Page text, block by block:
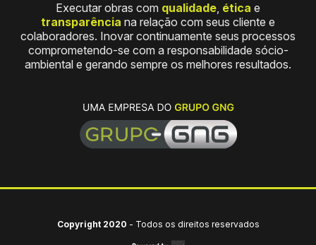
Executar obras com qualidade, ética e
transparência na relação com seus cliente e
colaboradores. Inovar continuamente seus processos
comprometendo-se com a responsabilidade sócio-
ambiental e gerando sempre os melhores resultados.
Copyright 2020 - Todos os direitos reservados